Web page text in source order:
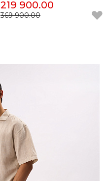
219 900.00
369 900.00